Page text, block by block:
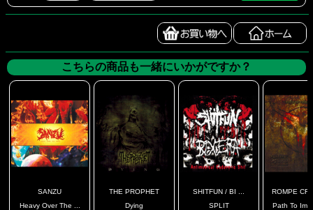
こちらの商品も一緒にいかがですか？
SANZU
Heavy Over The ...
THE PROPHET
Dying
SHITFUN / BI ...
SPLIT
ROMPE
Path To